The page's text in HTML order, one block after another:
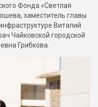
Фонда «Светлая
заместитель главы
Виталий
Чайковской городской
Грибкова.